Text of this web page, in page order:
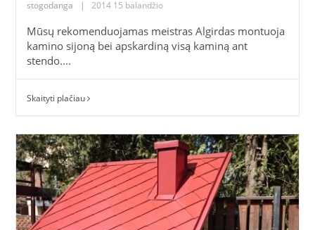
stogodanga | 2014 15 balandžio
Mūsų rekomenduojamas meistras Algirdas montuoja
kamino sijoną bei apskardiną visą kaminą ant
stendo....
Skaityti plačiau